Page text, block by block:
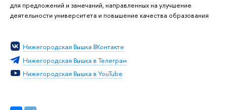
для предложений и замечаний, направленных на улучшение
деятельности университета и повышение качества образования
Нижегородская Вышка ВКонтакте
Нижегородская Вышка в Телеграм
Нижегородская Вышка в YouTube